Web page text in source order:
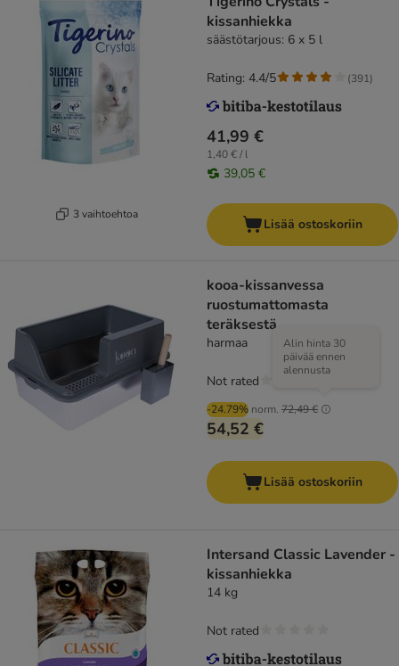
3 vaihtoehtoa
kissanhiekka
säästötarjous: 6 x 5 l
41,99 €
1,40 € / l
39,05 €
Rating: 4.4/5 (391)
Lisää ostoskoriin
kooa-kissanvessa
ruostumattomasta
teräksestä
harmaa
-24.79% norm. 72,49 €
Alin hinta 30
päivää ennen
alennusta
54,52 €
Not rated
Lisää ostoskoriin
Intersand Classic Lavender -
kissanhiekka
14 kg
Not rated